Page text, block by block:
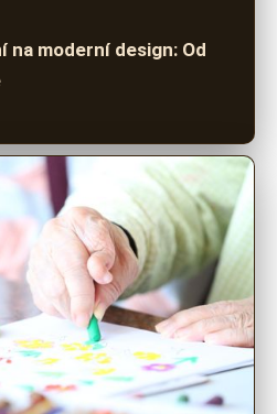
na moderní design: Od